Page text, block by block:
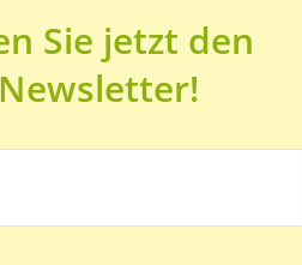
Sie jetzt den